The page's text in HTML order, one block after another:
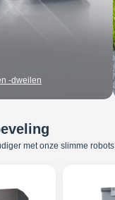
-dweilen
met onze slimme robots